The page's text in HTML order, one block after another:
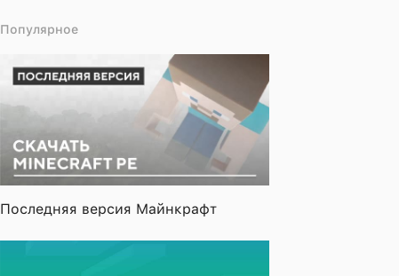
Популярное
Последняя версия Майнкрафт